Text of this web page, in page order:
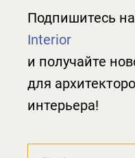
Подпишитесь
Interior
и получайте
для
интерьера!